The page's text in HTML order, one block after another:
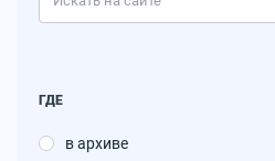
ГДЕ
в архиве